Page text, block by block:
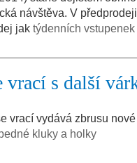
návštěva. V
jak týdenních
vrací s další
vrací vydává zbrusu
kluky a holky